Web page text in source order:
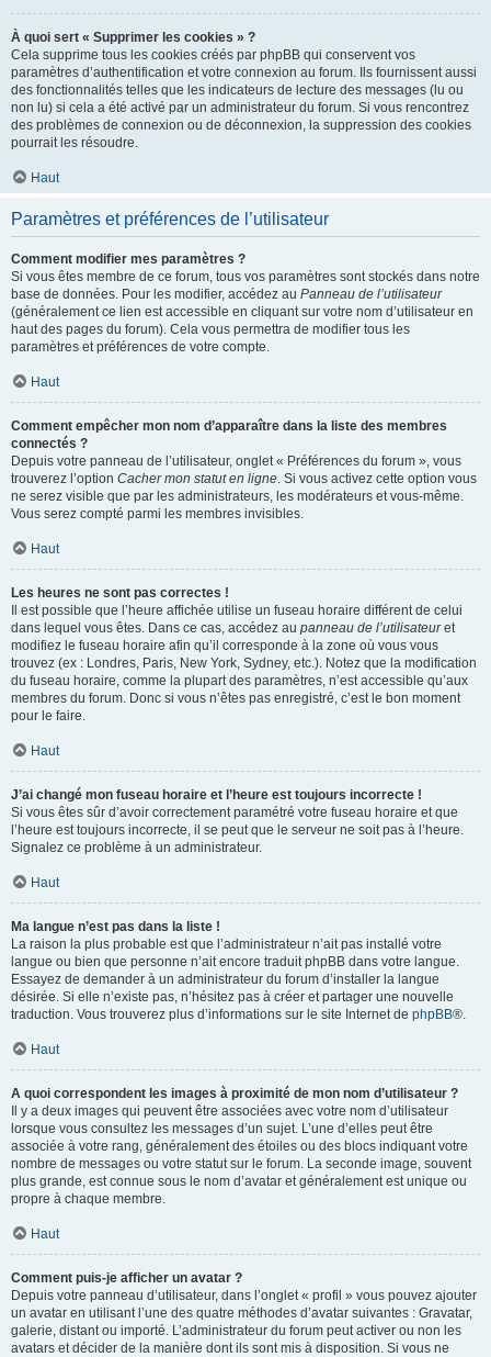
À quoi sert « Supprimer les cookies » ?
Cela supprime tous les cookies créés par phpBB qui conservent vos
paramètres d’authentification et votre connexion au forum. Ils fournissent aussi
des fonctionnalités telles que les indicateurs de lecture des messages (lu ou
non lu) si cela a été activé par un administrateur du forum. Si vous rencontrez
des problèmes de connexion ou de déconnexion, la suppression des cookies
pourrait les résoudre.
Haut
Paramètres et préférences de l’utilisateur
Comment modifier mes paramètres ?
Si vous êtes membre de ce forum, tous vos paramètres sont stockés dans notre
base de données. Pour les modifier, accédez au Panneau de l’utilisateur
(généralement ce lien est accessible en cliquant sur votre nom d’utilisateur en
haut des pages du forum). Cela vous permettra de modifier tous les
paramètres et préférences de votre compte.
Haut
Comment empêcher mon nom d’apparaître dans la liste des membres
connectés ?
Depuis votre panneau de l’utilisateur, onglet « Préférences du forum », vous
trouverez l’option Cacher mon statut en ligne. Si vous activez cette option vous
ne serez visible que par les administrateurs, les modérateurs et vous-même.
Vous serez compté parmi les membres invisibles.
Haut
Les heures ne sont pas correctes !
Il est possible que l’heure affichée utilise un fuseau horaire différent de celui
dans lequel vous êtes. Dans ce cas, accédez au panneau de l’utilisateuret
modifiez le fuseau horaire afin qu’il corresponde à la zone où vous vous
trouvez (ex : Londres, Paris, New York, Sydney, etc.). Notez que la modification
du fuseau horaire, comme la plupart des paramètres, n’est accessible qu’aux
membres du forum. Donc si vous n’êtes pas enregistré, c’est le bon moment
pour le faire.
Haut
J’ai changé mon fuseau horaire et l’heure est toujours incorrecte !
Si vous êtes sûr d’avoir correctement paramétré votre fuseau horaire et que
l’heure est toujours incorrecte, il se peut que le serveur ne soit pas à l’heure.
Signalez ce problème à un administrateur.
Haut
Ma langue n’est pas dans la liste !
La raison la plus probable est que l’administrateur n’ait pas installé votre
langue ou bien que personne n’ait encore traduit phpBB dans votre langue.
Essayez de demander à un administrateur du forum d’installer la langue
désirée. Si elle n’existe pas, n’hésitez pas à créer et partager une nouvelle
traduction. Vous trouverez plus d’informations sur le site Internet de phpBB®.
Haut
A quoi correspondent les images à proximité de mon nom d’utilisateur ?
Il y a deux images qui peuvent être associées avec votre nom d’utilisateur
lorsque vous consultez les messages d’un sujet. L’une d’elles peut être
associée à votre rang, généralement des étoiles ou des blocs indiquant votre
nombre de messages ou votre statut sur le forum. La seconde image, souvent
plus grande, est connue sous le nom d’avatar et généralement est unique ou
propre à chaque membre.
Haut
Comment puis-je afficher un avatar ?
Depuis votre panneau d’utilisateur, dans l’onglet « profil » vous pouvez ajouter
un avatar en utilisant l’une des quatre méthodes d’avatar suivantes : Gravatar,
galerie, distant ou importé. L’administrateur du forum peut activer ou non les
avatars et décider de la manière dont ils sont mis à disposition. Si vous ne